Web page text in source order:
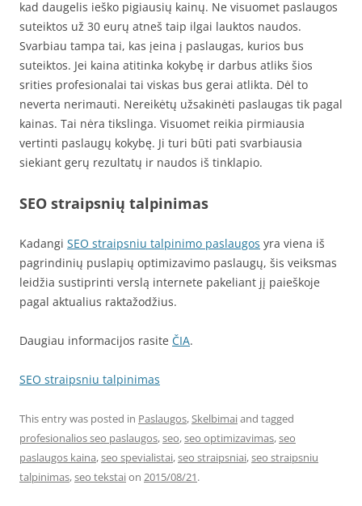
kad daugelis ieško pigiausių kainų. Ne visuomet paslaugos
suteiktos už 30 eurų atneš taip ilgai lauktos naudos.
Svarbiau tampa tai, kas įeina į paslaugas, kurios bus
suteiktos. Jei kaina atitinka kokybę ir darbus atliks šios
srities profesionalai tai viskas bus gerai atlikta. Dėl to
neverta nerimauti. Nereikėtų užsakinėti paslaugas tik pagal
kainas. Tai nėra tikslinga. Visuomet reikia pirmiausia
vertinti paslaugų kokybę. Ji turi būti pati svarbiausia
siekiant gerų rezultatų ir naudos iš tinklapio.
SEO straipsnių talpinimas
Kadangi SEO straipsniu talpinimo paslaugos yra viena iš
pagrindinių puslapių optimizavimo paslaugų, šis veiksmas
leidžia sustiprinti verslą internete pakeliant jį paieškoje
pagal aktualius raktažodžius.
Daugiau informacijos rasite ČIA.
SEO straipsniu talpinimas
This entry was posted in Paslaugos,Skelbimaiand tagged
profesionalios seo paslaugos,seo,seo optimizavimas,seo
paslaugos kaina,seo spevialistai,seo straipsniai,seo straipsniu
talpinimas,seo tekstaion 2015/08/21.